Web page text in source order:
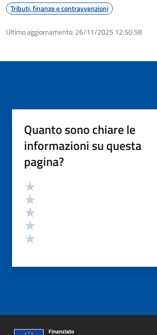
Tributi, finanze e contravvenzioni
Ultimo aggiornamento: 26/11/2025 12:50.58
Quanto sono chiare le
informazioni su questa
pagina?
Valutazione